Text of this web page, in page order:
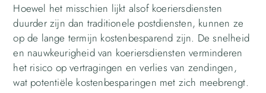
Hoewel het misschien lijkt alsof koeriersdiensten
duurder zijn dan traditionele postdiensten, kunnen ze
op de lange termijn kostenbesparend zijn. De snelheid
en nauwkeurigheid van koeriersdiensten verminderen
het risico op vertragingen en verlies van zendingen,
wat potentiële kostenbesparingen met zich meebrengt.